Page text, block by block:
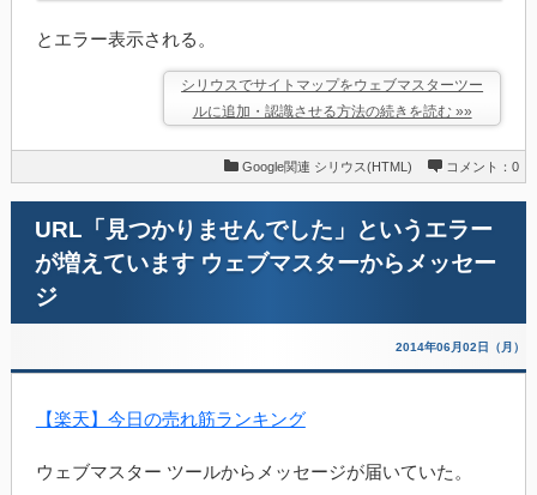
とエラー表示される。
シリウスでサイトマップをウェブマスターツー
ルに追加・認識させる方法の続きを読む »»
Google関連 シリウス(HTML) コメント：0
URL「見つかりませんでした」というエラー
が増えています ウェブマスターからメッセー
ジ
2014年06月02日（月）
【楽天】今日の売れ筋ランキング
ウェブマスター ツールからメッセージが届いていた。